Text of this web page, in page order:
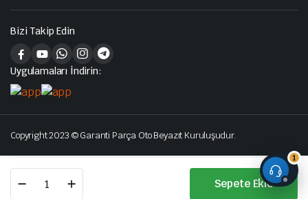
SOL
Sepete Ekle
Bizi Takip Edin
Uygulamaları İndirin:
Copyright 2023 © Garanti Parça Oto Beyazıt Kuruluşudur.
1